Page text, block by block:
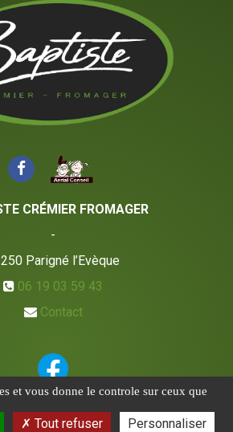
CRÉMIER FROMAGER
-
Parigné l’Evèque
06 19 03 59 43
Contact
et vous donne le controle sur ceux que
Tout refuser Personnaliser